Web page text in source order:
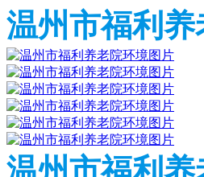
温州市福利